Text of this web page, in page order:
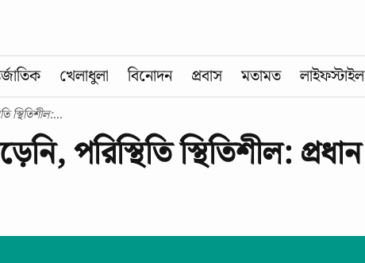
খেলাধুলা বিনোদন প্রবাস মতামত লাইফস্টাইল
স্থিতিশীল:...
পরিস্থিতি স্থিতিশীল: প্রধান